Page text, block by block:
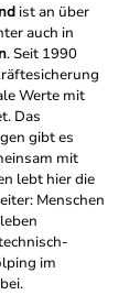
ist an über
auch in
. Seit 1990
Werte mit
Das
gibt es
mit
lebt hier die
Menschen
im